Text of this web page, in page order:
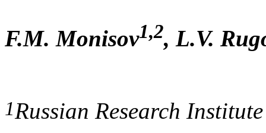
F.M. Monisov1,2, L.V.
1Russian Research